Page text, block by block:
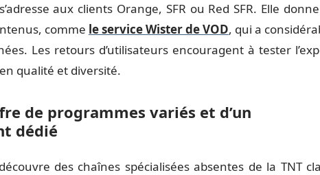
aux clients Orange, SFR ou Red SFR. Elle
comme le service Wister de VOD, qui a
Les retours d’utilisateurs encouragent à tester
qualité et diversité.
de programmes variés et d’un
dédié
des chaînes spécialisées absentes de la TNT